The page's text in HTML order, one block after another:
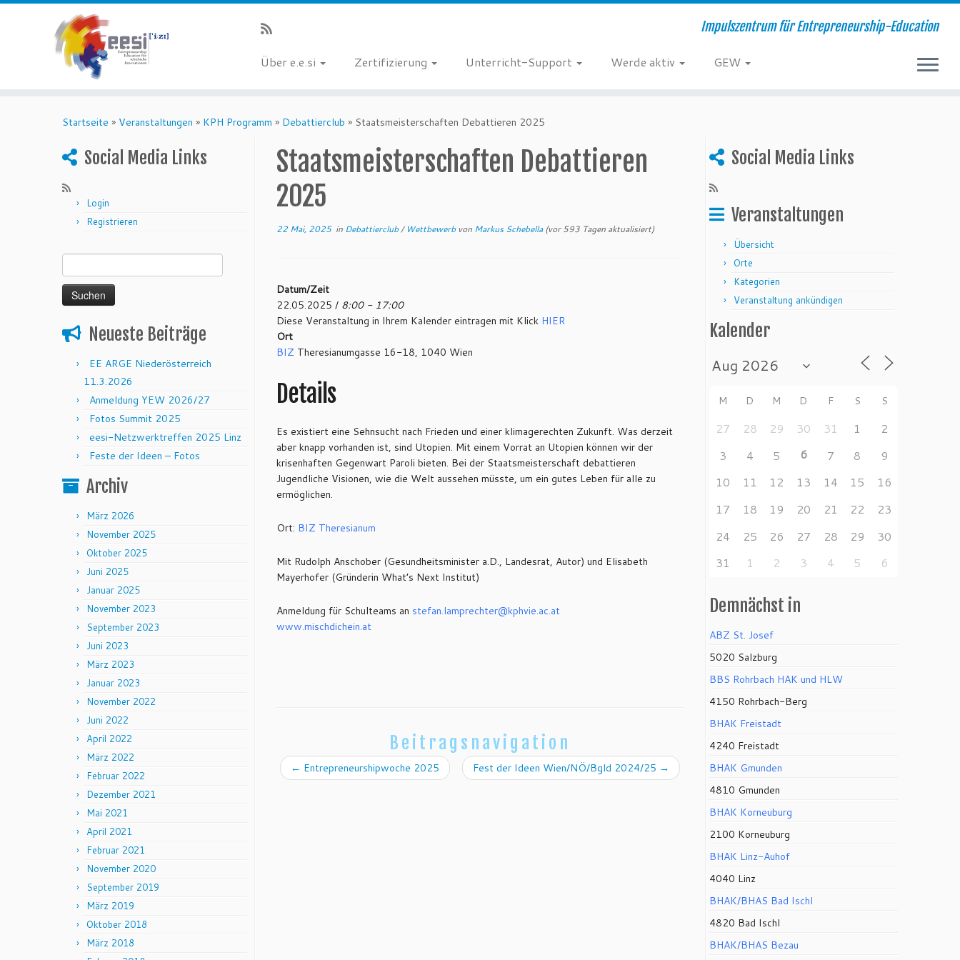
Impulszentrum für Entrepreneurship-Education
Über e.e.si Zertifizierung Unterricht-Support Werde aktiv GEW
Startseite » Veranstaltungen » KPH Programm » Debattierclub » Staatsmeisterschaften Debattieren 2025
Social Media Links
Login
Registrieren
Neueste Beiträge
EE ARGE Niederösterreich
11.3.2026
Anmeldung YEW 2026/27
Fotos Summit 2025
eesi-Netzwerktreffen 2025 Linz
Feste der Ideen – Fotos
Archiv
März 2026
November 2025
Oktober 2025
Juni 2025
Januar 2025
November 2023
September 2023
Juni 2023
März 2023
Januar 2023
November 2022
Juni 2022
April 2022
März 2022
Februar 2022
Dezember 2021
Mai 2021
April 2021
Februar 2021
November 2020
September 2019
März 2019
Oktober 2018
März 2018
Staatsmeisterschaften Debattieren
2025
22 Mai, 2025in Debattierclub/ Wettbewerb von Markus Schebella(vor 593 Tagen aktualisiert)
Datum/Zeit
22.05.2025 / 8:00 - 17:00
Diese Veranstaltung in Ihrem Kalender eintragen mit Klick HIER
Ort
BIZ Theresianumgasse 16-18, 1040 Wien
Details
Es existiert eine Sehnsucht nach Frieden und einer klimagerechten Zukunft. Was derzeit
aber knapp vorhanden ist, sind Utopien. Mit einem Vorrat an Utopien können wir der
krisenhaften Gegenwart Paroli bieten. Bei der Staatsmeisterschaft debattieren
Jugendliche Visionen, wie die Welt aussehen müsste, um ein gutes Leben für alle zu
ermöglichen.
Ort: BIZ Theresianum
Mit Rudolph Anschober (Gesundheitsminister a.D., Landesrat, Autor) und Elisabeth
Mayerhofer (Gründerin What’s Next Institut)
Anmeldung für Schulteams an stefan.lamprechter@kphvie.ac.at
www.mischdichein.at
Beitragsnavigation
← Entrepreneurshipwoche 2025 Fest der Ideen Wien/NÖ/Bgld 2024/25 →
Social Media Links
Veranstaltungen
Übersicht
Orte
Kategorien
Veranstaltung ankündigen
Kalender
M D M D F S S
27 28 29 30 31 1
2
3
4 5 6 7 8
9
10
11 12 13 14 15
16
17
18 19 20 21 22
23
24
25 26 27 28 29
30
31
1 2 3 4 5 6
Demnächst in
ABZ St. Josef
5020 Salzburg
BBS Rohrbach HAK und HLW
4150 Rohrbach-Berg
BHAK Freistadt
4240 Freistadt
BHAK Gmunden
4810 Gmunden
BHAK Korneuburg
2100 Korneuburg
BHAK Linz-Auhof
4040 Linz
BHAK/BHAS Bad Ischl
4820 Bad Ischl
BHAK/BHAS Bezau